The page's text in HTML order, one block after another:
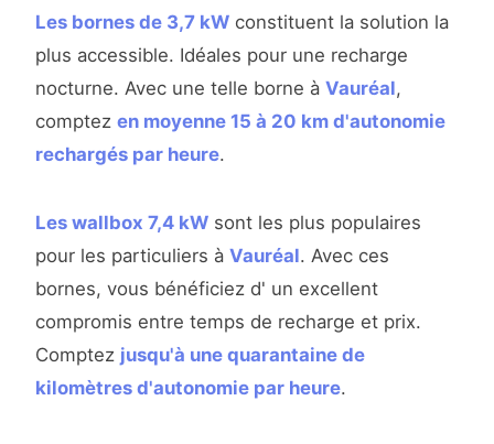
Les bornes de 3,7 kW constituent la solution la
plus accessible. Idéales pour une recharge
nocturne. Avec une telle borne à Vauréal,
comptez en moyenne 15 à 20 km d'autonomie
rechargés par heure.
Les wallbox 7,4 kW sont les plus populaires
pour les particuliers à Vauréal. Avec ces
bornes, vous bénéficiez d' un excellent
compromis entre temps de recharge et prix.
Comptez jusqu'à une quarantaine de
kilomètres d'autonomie par heure.